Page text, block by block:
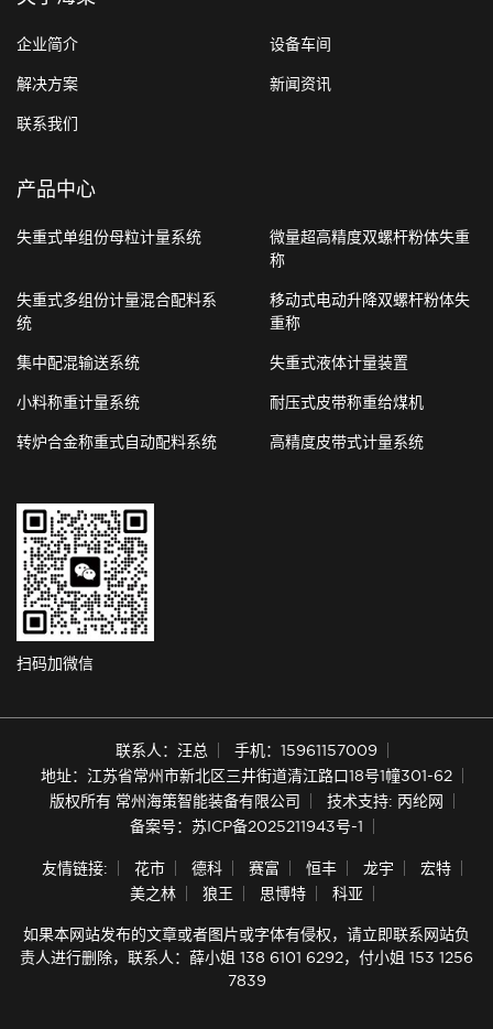
企业简介 设备车间
解决方案 新闻资讯
联系我们
产品中心
失重式单组份母粒计量系统
微量超高精度双螺杆粉体失重
称
失重式多组份计量混合配料系
统
移动式电动升降双螺杆粉体失
重称
集中配混输送系统 失重式液体计量装置
小料称重计量系统 耐压式皮带称重给煤机
转炉合金称重式自动配料系统 高精度皮带式计量系统
扫码加微信
联系人：汪总
手机：15961157009
地址：江苏省常州市新北区三井街道清江路口18号1幢301-62
版权所有 常州海策智能装备有限公司
技术支持: 丙纶网
备案号：苏ICP备2025211943号-1
友情链接: 花市 德科 赛富 恒丰 龙宇
宏特
美之林
狼王 思博特 科亚
如果本网站发布的文章或者图片或字体有侵权，请立即联系网站负
责人进行删除，联系人：薛小姐 138 6101 6292，付小姐 153 1256
7839